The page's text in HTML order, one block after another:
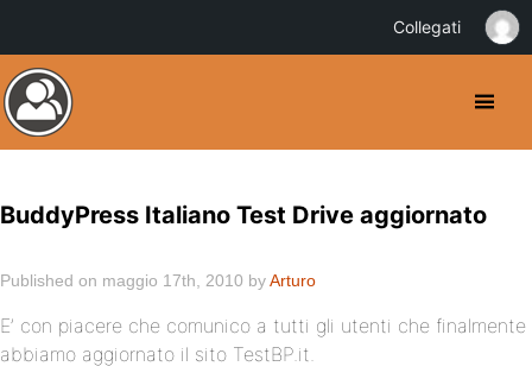
BuddyPress Italiano Test Drive aggiornato
Published on maggio 17th, 2010 byArturo
E’ con piacere che comunico a tutti gli utenti che finalmente
abbiamo aggiornato il sito TestBP.it.
Collegati